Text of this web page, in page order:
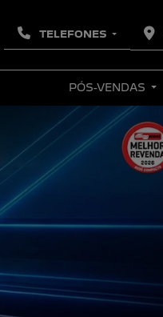
TELEFONES
PÓS-VENDAS